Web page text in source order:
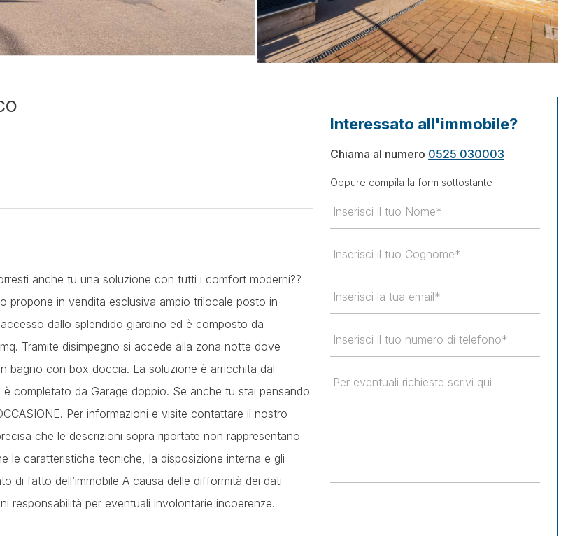
anche tu una soluzione con tutti i comfort moderni??
propone in vendita esclusiva ampio trilocale posto in
dallo splendido giardino ed è composto da
Tramite disimpegno si accede alla zona notte dove
bagno con box doccia. La soluzione è arricchita dal
completato da Garage doppio. Se anche tu stai pensando
Per informazioni e visite contattare il nostro
che le descrizioni sopra riportate non rappresentano
le caratteristiche tecniche, la disposizione interna e gli
di fatto dell’immobile A causa delle difformità dei dati
responsabilità per eventuali involontarie incoerenze.
Interessato all'immobile?
Chiama al numero 0525 030003
Oppure compila la form sottostante